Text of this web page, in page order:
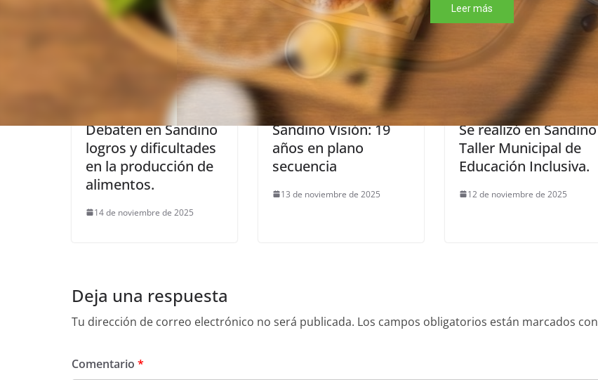
Debaten en Sandino
logros y dificultades
en la producción de
alimentos.
14 de noviembre de 2025
Sandino Visión: 19
años en plano
secuencia
13 de noviembre de 2025
Se realizó en Sandino
Taller Municipal de
Educación Inclusiva.
12 de noviembre de 2025
Deja una respuesta
Tu dirección de correo electrónico no será publicada. Los campos obligatorios están marcados con
Comentario *
Leer más